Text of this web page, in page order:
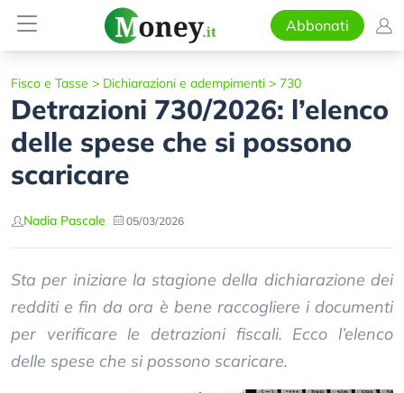
Abbonati
Fisco e Tasse > Dichiarazioni e adempimenti > 730
Detrazioni 730/2026: l’elenco
delle spese che si possono
scaricare
Nadia Pascale 05/03/2026
Sta per iniziare la stagione della dichiarazione dei
redditi e fin da ora è bene raccogliere i documenti
per verificare le detrazioni fiscali. Ecco l’elenco
delle spese che si possono scaricare.